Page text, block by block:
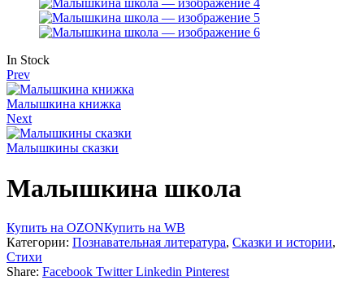
Availability:
In Stock
Prev
Малышкина книжка
Next
Малышкины сказки
Малышкина школа
Купить на OZONКупить на WB
Категории: Познавательная литература, Сказки и истории,
Стихи
Share: Facebook Twitter Linkedin Pinterest